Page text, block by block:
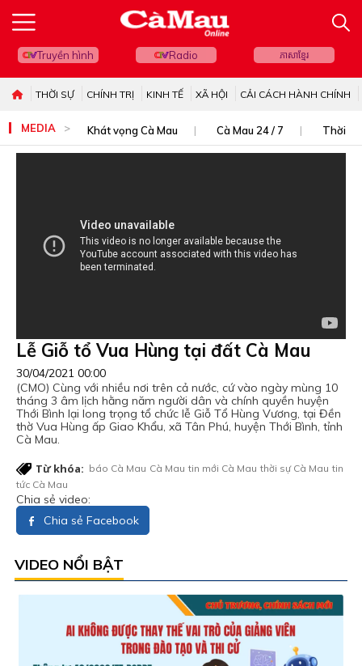
Truyền hình Radio ភាសាខ្មែរ
THỜI SỰ CHÍNH TRỊ KINH TẾ XÃ HỘI CẢI CÁCH HÀNH CHÍNH
MEDIA Khát vọng Cà Mau Cà Mau 24 / 7 Thời sự
Lễ Giỗ tổ Vua Hùng tại đất Cà Mau
30/04/2021 00:00
(CMO) Cùng với nhiều nơi trên cả nước, cứ vào ngày mùng 10
tháng 3 âm lịch hằng năm người dân và chính quyền huyện
Thới Bình lại long trọng tổ chức lễ Giỗ Tổ Hùng Vương, tại Đền
thờ Vua Hùng ấp Giao Khẩu, xã Tân Phú, huyện Thới Bình, tỉnh
Cà Mau.
Từ khóa: báo Cà Mau Cà Mau tin mới Cà Mau thời sự Cà Mau tin
tức Cà Mau
Chia sẻ video:
Chia sẻ Facebook
VIDEO NỔI BẬT